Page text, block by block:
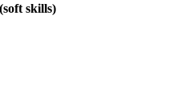
skills)